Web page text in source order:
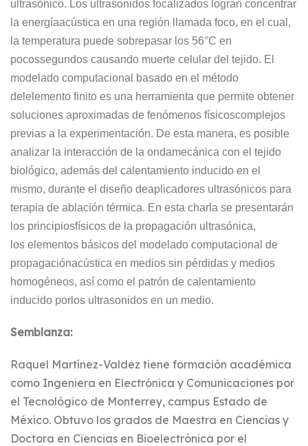
ultrasónico. Los ultrasonidos focalizados logran concentrar
la energíaacústica en una región llamada foco, en el cual,
la temperatura puede sobrepasar los 56°C en
pocossegundos causando muerte celular del tejido. El
modelado computacional basado en el método
del elemento finito es una herramienta que permite obtener
soluciones aproximadas de fenómenos físicoscomplejos
previas a la experimentación. De esta manera, es posible
analizar la interacción de la ondamecánica con el tejido
biológico, además del calentamiento inducido en el
mismo, durante el diseño deaplicadores ultrasónicos para
terapia de ablación térmica. En esta charla se presentarán
os principiosfísicos de la propagación ultrasónica,
los elementos básicos del modelado computacional de
propagaciónacústica en medios sin pérdidas y medios
homogéneos, así como el patrón de calentamiento
inducido por los ultrasonidos en un medio.
Semblanza:
Raquel Martínez-Valdez tiene formación académica
como Ingeniera en Electrónica y Comunicaciones por
el Tecnológico de Monterrey, campus Estado de
México. Obtuvo los grados de Maestra en Ciencias y
Doctora en Ciencias en Bioelectrónica por el